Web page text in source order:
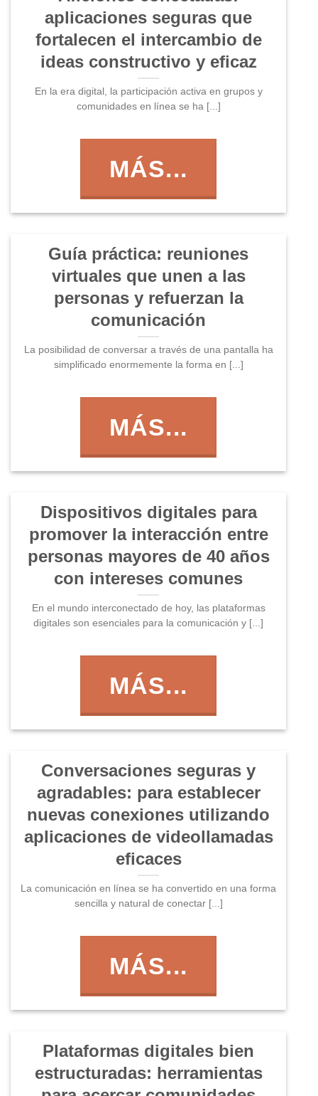
aplicaciones seguras que
fortalecen el intercambio de
ideas constructivo y eficaz
En la era digital, la participación activa en grupos y
comunidades en línea se ha [...]
MÁS...
Guía práctica: reuniones
virtuales que unen a las
personas y refuerzan la
comunicación
La posibilidad de conversar a través de una pantalla ha
simplificado enormemente la forma en [...]
MÁS...
Dispositivos digitales para
promover la interacción entre
personas mayores de 40 años
con intereses comunes
En el mundo interconectado de hoy, las plataformas
digitales son esenciales para la comunicación y [...]
MÁS...
Conversaciones seguras y
agradables: para establecer
nuevas conexiones utilizando
aplicaciones de videollamadas
eficaces
La comunicación en línea se ha convertido en una forma
sencilla y natural de conectar [...]
MÁS...
Plataformas digitales bien
estructuradas: herramientas